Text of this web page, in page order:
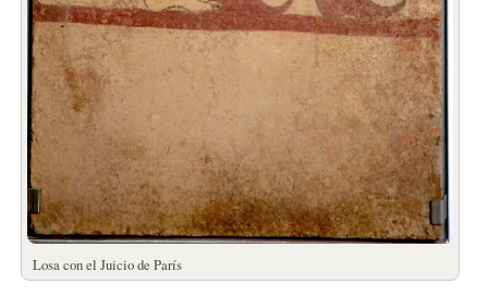
Losa con el Juicio de París